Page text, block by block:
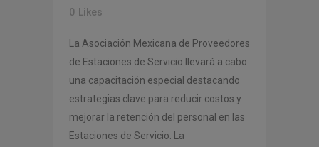
0
Likes
La Asociación Mexicana de Proveedores
de Estaciones de Servicio llevará a cabo
una capacitación especial destacando
estrategias clave para reducir costos y
mejorar la retención del personal en las
Estaciones de Servicio. La